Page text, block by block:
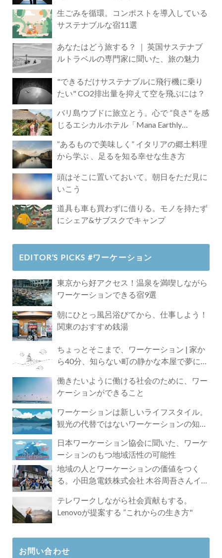
生ごみを循環。コンポストを導入している
サステナブルな宿11選
あなたはどう旅する？ ｜ 英国サステナブ
ルトラベルの専門家に聞いた、旅の魅力
"できるだけサステナブルに飛行機に乗り
たい" CO2排出量を抑えて空を飛ぶには？
バリ島ウブドに旅立とう。心で ”良さ" を感
じるエシカルホテル「Mana Earthly
“あるもので美味しく” イタリアの郷土料理
から学ぶ 、足るを知る幸せな生き方
頭はそこに置いておいて。朝日をただ見に
いこう
道具も車も買わずに借りる。モノを持たず
にシェア&サブスクでキャンプ
EDITOR’S PICKS #ワーケーション
東京から好アクセス！温泉を満喫しながら
ワーケーションできる宿9選
朝にひとっ風呂浴びてから、仕事しよう！
関東のおすすめ銭湯
ちょっとそこまで、ワーケーション | 家か
ら40分、知らない町の静かな本屋で夢に近
働きたいように働ける社会のために、ワー
ケーションができること
ワーケーションは新しいライフスタイル。
観光の代替ではないワーケーションの知ら
日本ワーケーション協会に聞いた、ワーケ
ーションのもつ地域活性の可能性
地域の人とワーケーションの価値をつく
る。小田急電鉄株式会社 木谷周吾さんイン
テレワークしながら社会貢献もする。
Lenovoが提案する ”これからの生き方"
お問い合わせ